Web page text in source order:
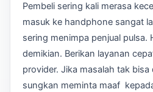
Pembeli sering kali merasa
masuk ke handphone sangat
sering menimpa penjual pulsa.
demikian. Berikan layanan
provider. Jika masalah tak bisa
sungkan meminta maaf